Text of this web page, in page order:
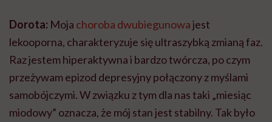
Dorota: Moja choroba dwubiegunowajest
lekooporna, charakteryzuje się ultraszybką zmianą faz.
Raz jestem hiperaktywna i bardzo twórcza, po czym
przeżywam epizod depresyjny połączony z myślami
samobójczymi. W związku z tym dla nas taki „miesiąc
miodowy” oznacza, że mój stan jest stabilny. Tak było